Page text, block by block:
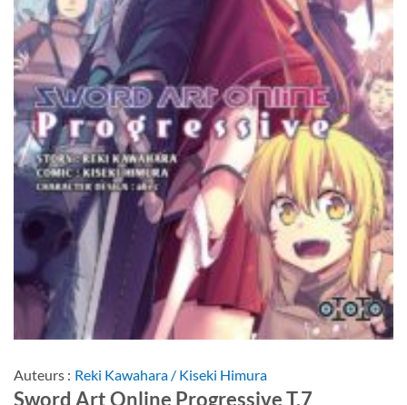
Auteurs : Reki Kawahara / Kiseki Himura
Sword Art Online Progressive T.7